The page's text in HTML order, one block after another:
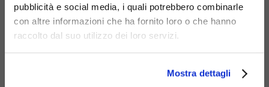
pubblicità e social media, i quali potrebbero combinarle
con altre informazioni che ha fornito loro o che hanno
raccolto dal suo utilizzo dei loro servizi.
Mostra dettagli
per arricchire e
completare la tua
scelta principale.